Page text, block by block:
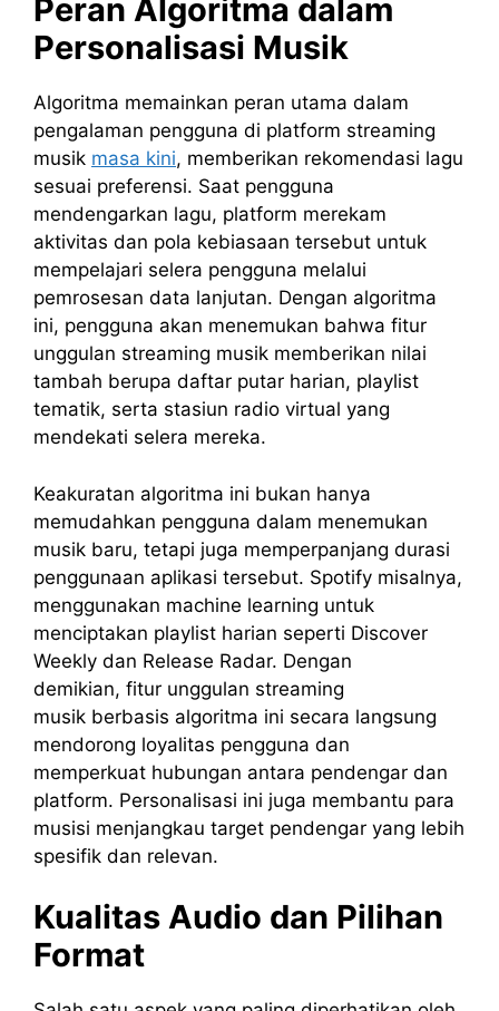
Peran Algoritma dalam
Personalisasi Musik
Algoritma memainkan peran utama dalam
pengalaman pengguna di platform streaming
musik masa kini, memberikan rekomendasi lagu
sesuai preferensi. Saat pengguna
mendengarkan lagu, platform merekam
aktivitas dan pola kebiasaan tersebut untuk
mempelajari selera pengguna melalui
pemrosesan data lanjutan. Dengan algoritma
ini, pengguna akan menemukan bahwa fitur
unggulan streaming musik memberikan nilai
tambah berupa daftar putar harian, playlist
tematik, serta stasiun radio virtual yang
mendekati selera mereka.
Keakuratan algoritma ini bukan hanya
memudahkan pengguna dalam menemukan
musik baru, tetapi juga memperpanjang durasi
penggunaan aplikasi tersebut. Spotify misalnya,
menggunakan machine learning untuk
menciptakan playlist harian seperti Discover
Weekly dan Release Radar. Dengan
demikian, fitur unggulan streaming
musik berbasis algoritma ini secara langsung
mendorong loyalitas pengguna dan
memperkuat hubungan antara pendengar dan
platform. Personalisasi ini juga membantu para
musisi menjangkau target pendengar yang lebih
spesifik dan relevan.
Kualitas Audio dan Pilihan
Format